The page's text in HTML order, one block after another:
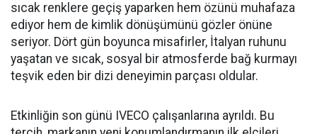
sıcak renklere geçiş yaparken hem özünü muhafaza
ediyor hem de kimlik dönüşümünü gözler önüne
seriyor. Dört gün boyunca misafirler, İtalyan ruhunu
yaşatan ve sıcak, sosyal bir atmosferde bağ kurmayı
teşvik eden bir dizi deneyimin parçası oldular.
Etkinliğin son günü IVECO çalışanlarına ayrıldı. Bu